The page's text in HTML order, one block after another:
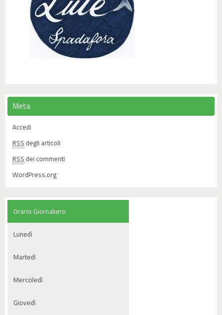
Meta
Accedi
RSS degli articoli
RSS dei commenti
WordPress.org
Orario Giornaliero
Lunedì
Martedì
Mercoledì
Giovedì